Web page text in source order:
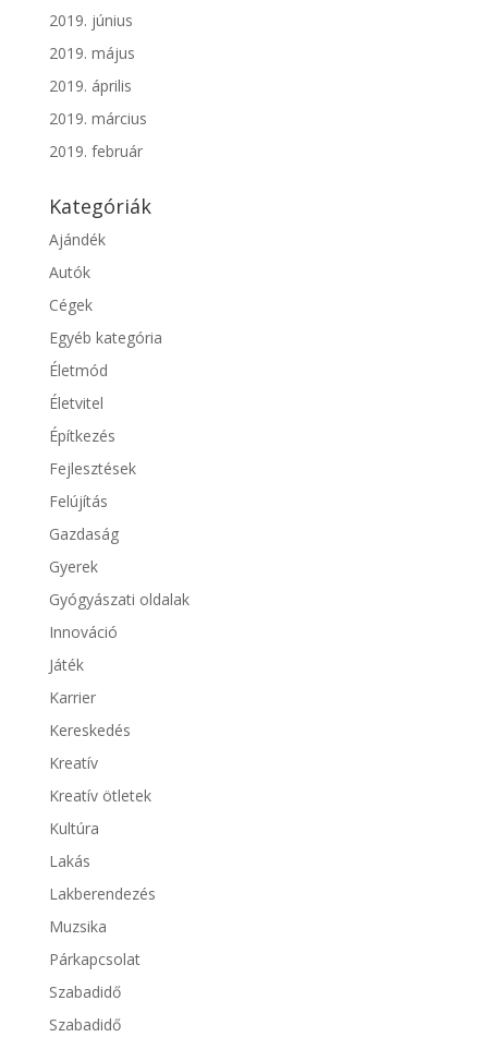
2019. június
2019. május
2019. április
2019. március
2019. február
Kategóriák
Ajándék
Autók
Cégek
Egyéb kategória
Életmód
Életvitel
Építkezés
Fejlesztések
Felújítás
Gazdaság
Gyerek
Gyógyászati oldalak
Innováció
Játék
Karrier
Kereskedés
Kreatív
Kreatív ötletek
Kultúra
Lakás
Lakberendezés
Muzsika
Párkapcsolat
Szabadidő
Szabadidő